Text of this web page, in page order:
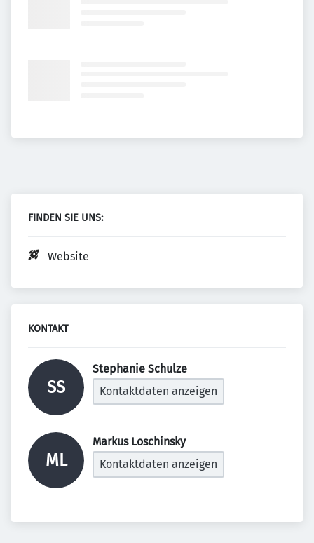
FINDEN SIE UNS:
Website
KONTAKT
SS
Stephanie Schulze
Kontaktdaten anzeigen
ML
Markus Loschinsky
Kontaktdaten anzeigen